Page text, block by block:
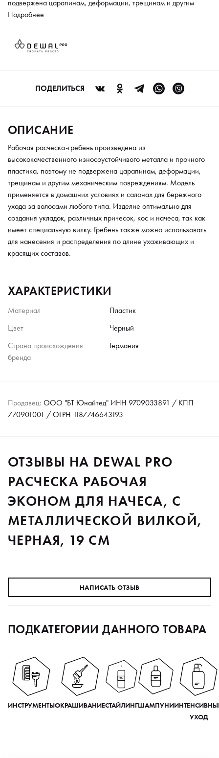
подвержена царапинам, деформации, трещинам и другим
механическим повреждениям. Модель применяется в
волосами любого типа. Изделие оптимально для создания
укладок, различных причесок, кос и начеса, так как имеет
красящих составов.
Подробнее
ПОДЕЛИТЬСЯ
ОПИСАНИЕ
Рабочая расческа-гребень произведена из
высококачественного износоустойчивого металла и прочного
пластика, поэтому не подвержена царапинам, деформации,
трещинам и другим механическим повреждениям. Модель
применяется в домашних условиях и салонах для бережного
ухода за волосами любого типа. Изделие оптимально для
создания укладок, различных причесок, кос и начеса, так как
имеет специальную вилку. Гребень также можно использовать
для нанесения и распределения по длине ухаживающих и
красящих составов.
ХАРАКТЕРИСТИКИ
Материал
Пластик
Цвет
Черный
Страна происхождения
бренда
Германия
Продавец: ООО "БТ Юнайтед" ИНН 9709033891 / КПП
770901001 / ОГРН 1187746643193
ОТЗЫВЫ НА DEWAL PRO
РАСЧЕСКА РАБОЧАЯ
ЭКОНОМ ДЛЯ НАЧЕСА, С
МЕТАЛЛИЧЕСКОЙ ВИЛКОЙ,
ЧЕРНАЯ, 19 СМ
НАПИСАТЬ ОТЗЫВ
ПОДКАТЕГОРИИ ДАННОГО ТОВАРА
ИНСТРУМЕНТЫОКРАШИВАНИЕСТАЙЛИНГШАМПУНИ
УХОД